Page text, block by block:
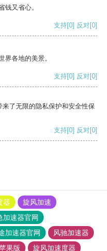
钱又省心。
支持[0] 反对[0]
界各地的美景。
支持[0] 反对[0]
了无限的隐私保护和安全性保
支持[0] 反对[0]
器
旋风加速
加速器官网
加速器官网
风驰加速器
果版 旋风加速度器